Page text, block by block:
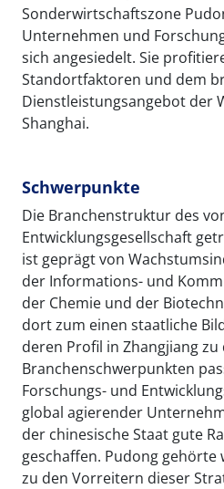
Sonderwirtschaftszone
Unternehmen und
sich angesiedelt. Sie
Standortfaktoren und dem
Dienstleistungsangebot der
Shanghai.
Schwerpunkte
Die Branchenstruktur des
Entwicklungsgesellschaft
ist geprägt von
der Informations- und
der Chemie und der
dort zum einen staatliche
deren Profil in Zhangjiang zu
Branchenschwerpunkten
Forschungs- und
global agierender
der chinesische Staat gute
geschaffen. Pudong gehörte
zu den Vorreitern dieser